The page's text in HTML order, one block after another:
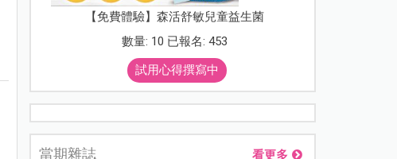
【免費體驗】森活舒敏兒童益生菌
數量: 10 已報名: 453
試用心得撰寫中
當期雜誌 看更多